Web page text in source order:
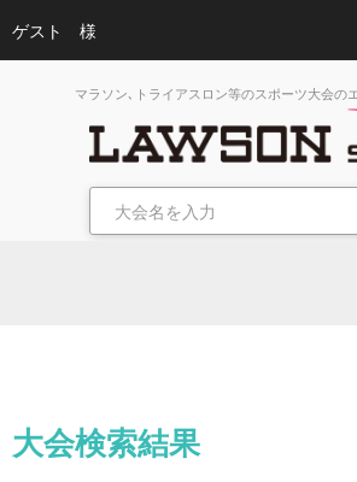
ゲスト 様
マラソン､トライアスロン等のスポーツ大会の
大会検索結果